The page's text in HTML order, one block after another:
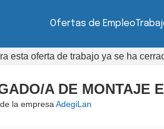
Ofertas de Empleo
esta oferta de trabajo ya se ha
A DE MONTAJE
de la empresa AdegiLan